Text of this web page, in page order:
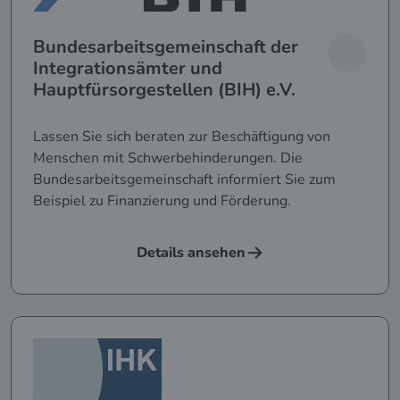
Bundesarbeitsgemeinschaft der
Integrationsämter und
Hauptfürsorgestellen (BIH) e.V.
Lassen Sie sich beraten zur Beschäftigung von
Menschen mit Schwerbehinderungen. Die
Bundesarbeitsgemeinschaft informiert Sie zum
Beispiel zu Finanzierung und Förderung.
Details ansehen